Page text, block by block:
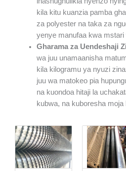
kila kitu kuanzia pamba
za polyester na taka za
yenye manufaa kwa
Gharama za Uendeshaji
wa juu unamaanisha
kila kilogramu ya nyuzi
juu wa matokeo pia
na kuondoa hitaji la
kubwa, na kuboresha